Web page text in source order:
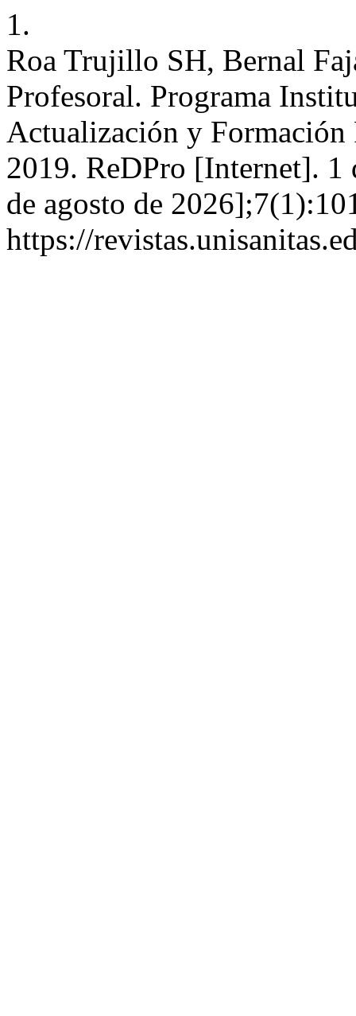
1.
Roa Trujillo SH, Bernal
Profesoral. Programa
Actualización y
2019. ReDPro [Internet]. 1
de agosto de
https://